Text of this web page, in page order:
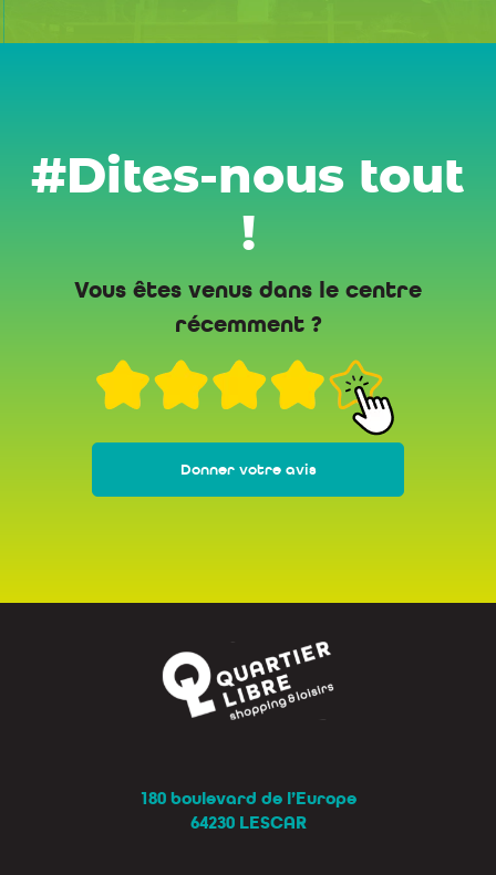
#Dites-nous tout
!
Vous êtes venus dans le centre
récemment ?
Donner votre avis
180 boulevard de l’Europe
64230 LESCAR